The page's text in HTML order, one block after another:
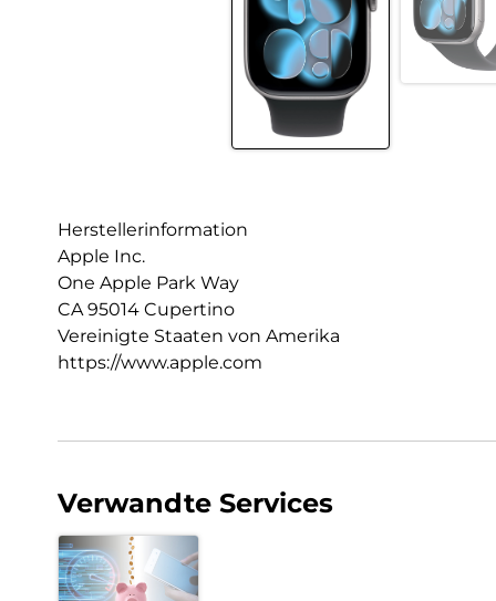
Herstellerinformation
Apple Inc.
One Apple Park Way
CA 95014 Cupertino
Vereinigte Staaten von Amerika
https://www.apple.com
Verwandte Services